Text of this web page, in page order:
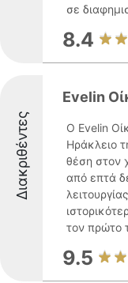
σε
8.4
Διακριθέντες
Evelin
Ο Evelin
Ηράκλειο
θέση στον
από επτά
τον πρώτο
9.5